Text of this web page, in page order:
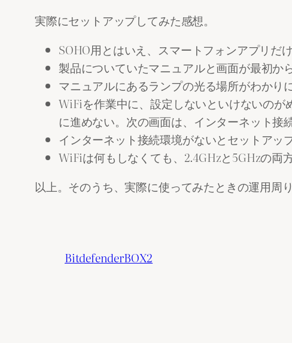
実際にセットアップしてみた感想。
SOHO用とはいえ、スマートフォンアプリだ
製品についていたマニュアルと画面が最初か
マニュアルにあるランプの光る場所がわかり
WiFiを作業中に、設定しないといけないの
に進めない。次の画面は、インターネット接
インターネット接続環境がないとセットアッ
WiFiは何もしなくても、2.4GHzと5GHzの両
以上。そのうち、実際に使ってみたときの運用周
BitdefenderBOX2